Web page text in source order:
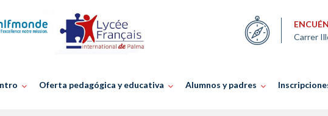
Carrer
Oferta pedagógica y educativa Alumnos y padres